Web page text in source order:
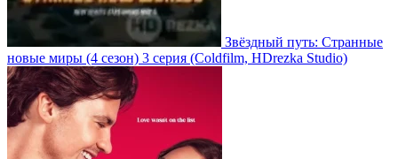
Звёздный путь: Странные
новые миры (4 сезон) 3 серия (Coldfilm, HDrezka Studio)